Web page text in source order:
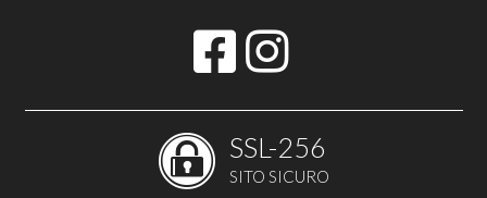
SSL-256
SITO SICURO